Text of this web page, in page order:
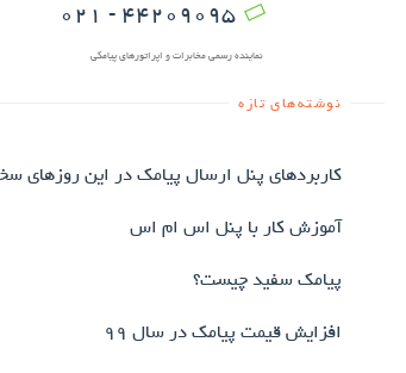
۴۴۲۰۹۰۹۵ - ۰۲۱
نماینده رسمی مخابرات و اپراتورهای پیامکی
نوشته‌های تازه
کاربردهای پنل ارسال پیامک در این روزهای
آموزش کار با پنل اس ام اس
پیامک سفید چیست؟
افزایش قیمت پیامک در سال ۹۹